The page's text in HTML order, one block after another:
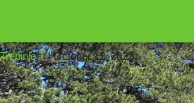
Trebinje T |October 12, 2022